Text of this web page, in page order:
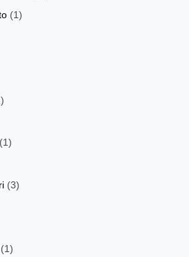
(1)
(1)
(3)
(1)